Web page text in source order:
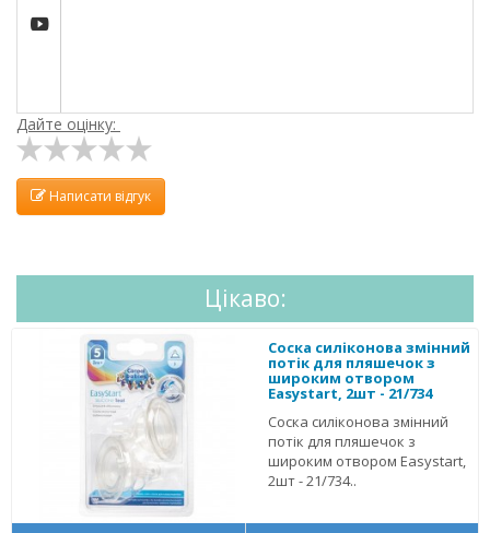

Дайте оцінку:
Написати відгук
Цікаво:
Соска силіконова змінний
потік для пляшечок з
широким отвором
Easystart, 2шт - 21/734
Соска силіконова змінний
потік для пляшечок з
широким отвором Easystart,
2шт - 21/734..